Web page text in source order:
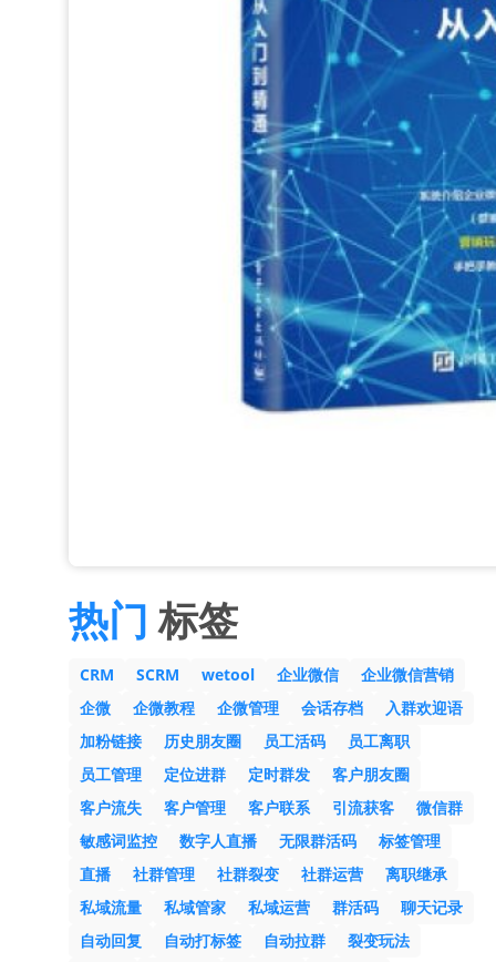
热门 标签
CRM SCRM wetool 企业微信
企业微信营销
企微
企微教程 企微管理 会话存档
入群欢迎语
加粉链接
历史朋友圈 员工活码
员工离职
员工管理
定位进群 定时群发
客户朋友圈
客户流失
客户管理 客户联系 引流获客
微信群
敏感词监控
数字人直播 无限群活码
标签管理
直播
社群管理 社群裂变 社群运营
离职继承
私域流量
私域管家 私域运营 群活码
聊天记录
自动回复
自动打标签 自动拉群
裂变玩法